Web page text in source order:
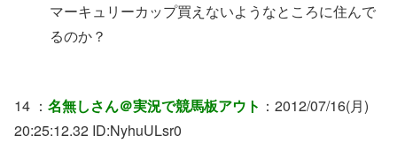
マーキュリーカップ買えないようなところに住んで
るのか？
14 ： 名無しさん＠実況で競馬板アウト ：2012/07/16(月)
20:25:12.32 ID:NyhuULsr0